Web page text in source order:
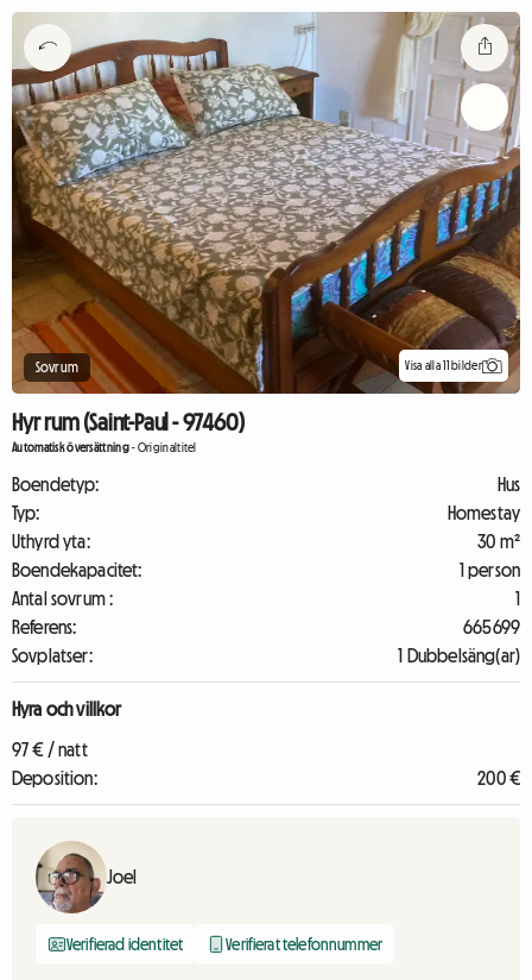
Sovrum Visa alla 11 bilder
Hyr rum (Saint-Paul - 97460)
Automatisk översättning-Originaltitel
Boendetyp:
Hus
Typ:
Homestay
Uthyrd yta:
30 m²
Boendekapacitet:
1 person
Antal sovrum :
1
Referens:
665699
Sovplatser:
1 Dubbelsäng(ar)
Hyra och villkor
97 € / natt
Deposition:
200 €
Joel
Verifierad identitet Verifierat telefonnummer